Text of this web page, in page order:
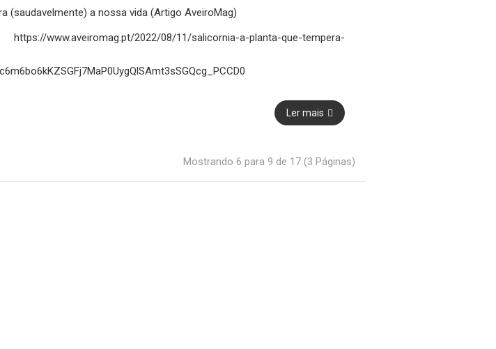
2022/08/11/salicornia-a-planta-que-tempera-
Ler mais
Mostrando 6 para 9 de 17 (3 Páginas)